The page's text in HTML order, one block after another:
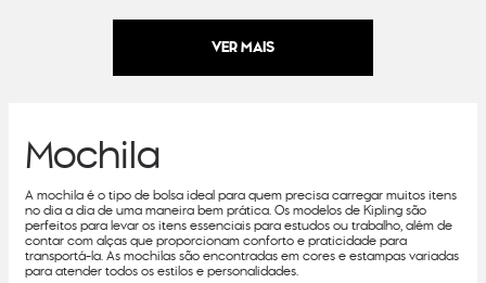
Mochila
A mochila é o tipo de bolsa ideal para quem precisa carregar muitos itens
no dia a dia de uma maneira bem prática. Os modelos de Kipling são
perfeitos para levar os itens essenciais para estudos ou trabalho, além de
contar com alças que proporcionam conforto e praticidade para
transportá-la. As mochilas são encontradas em cores e estampas variadas
para atender todos os estilos e personalidades.